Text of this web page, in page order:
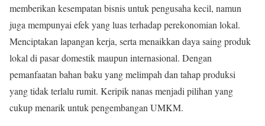
memberikan kesempatan bisnis untuk pengusaha kecil, namun
juga mempunyai efek yang luas terhadap perekonomian lokal.
Menciptakan lapangan kerja, serta menaikkan daya saing produk
lokal di pasar domestik maupun internasional. Dengan
pemanfaatan bahan baku yang melimpah dan tahap produksi
yang tidak terlalu rumit. Keripik nanas menjadi pilihan yang
cukup menarik untuk pengembangan UMKM.